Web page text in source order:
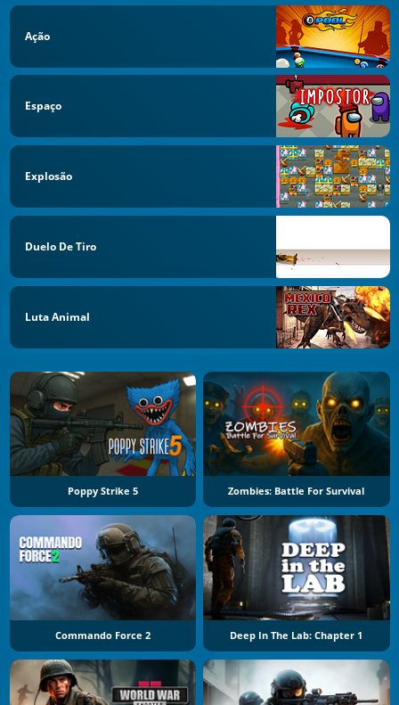
Ação
Espaço
Explosão
Duelo De Tiro
Luta Animal
Poppy Strike 5 Zombies: Battle For Survival
Commando Force 2 Deep In The Lab: Chapter 1